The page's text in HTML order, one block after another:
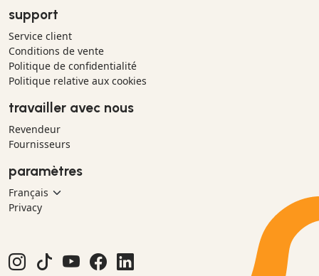
support
Service client
Conditions de vente
Politique de confidentialité
Politique relative aux cookies
travailler avec nous
Revendeur
Fournisseurs
paramètres
Privacy